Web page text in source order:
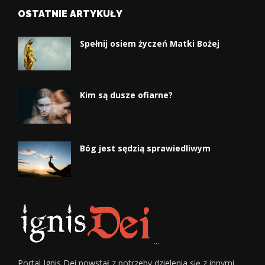
OSTATNIE ARTYKUŁY
Spełnij osiem życzeń Matki Bożej
Kim są dusze ofiarne?
Bóg jest sędzią sprawiedliwym
...